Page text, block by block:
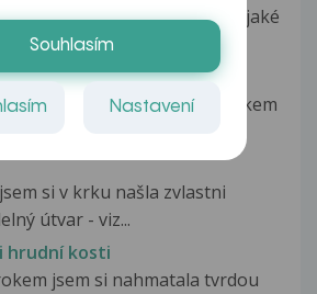
se zeptat zda nemáte nějaké
příznaky....
ústní
před půl rokem jsem si jazykem
bouličku...
si v krku našla zvlastni
útvar - viz...
hrudní kosti
jsem si nahmatala tvrdou
Souhlasím
Nastavení